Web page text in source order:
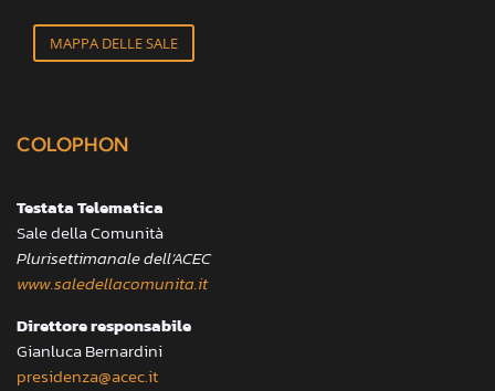
MAPPA DELLE SALE
COLOPHON
Testata Telematica
Sale della Comunità
Plurisettimanale dell’ACEC
www.saledellacomunita.it
Direttore responsabile
Gianluca Bernardini
presidenza@acec.it